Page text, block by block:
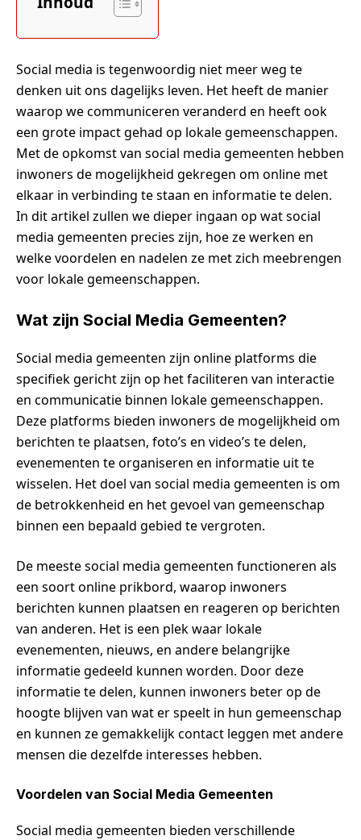
Social media is tegenwoordig niet meer weg te
denken uit ons dagelijks leven. Het heeft de manier
waarop we communiceren veranderd en heeft ook
een grote impact gehad op lokale gemeenschappen.
Met de opkomst van social media gemeenten hebben
inwoners de mogelijkheid gekregen om online met
elkaar in verbinding te staan en informatie te delen.
In dit artikel zullen we dieper ingaan op wat social
media gemeenten precies zijn, hoe ze werken en
welke voordelen en nadelen ze met zich meebrengen
voor lokale gemeenschappen.
Wat zijn Social Media Gemeenten?
Social media gemeenten zijn online platforms die
specifiek gericht zijn op het faciliteren van interactie
en communicatie binnen lokale gemeenschappen.
Deze platforms bieden inwoners de mogelijkheid om
berichten te plaatsen, foto’s en video’s te delen,
evenementen te organiseren en informatie uit te
wisselen. Het doel van social media gemeenten is om
de betrokkenheid en het gevoel van gemeenschap
binnen een bepaald gebied te vergroten.
De meeste social media gemeenten functioneren als
een soort online prikbord, waarop inwoners
berichten kunnen plaatsen en reageren op berichten
van anderen. Het is een plek waar lokale
evenementen, nieuws, en andere belangrijke
informatie gedeeld kunnen worden. Door deze
informatie te delen, kunnen inwoners beter op de
hoogte blijven van wat er speelt in hun gemeenschap
en kunnen ze gemakkelijk contact leggen met andere
mensen die dezelfde interesses hebben.
Voordelen van Social Media Gemeenten
Social media gemeenten bieden verschillende